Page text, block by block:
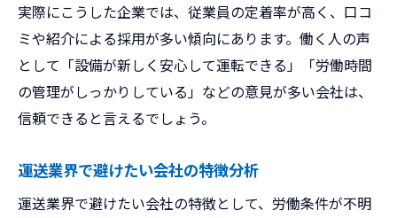
実際にこうした企業では、従業員の定着率が高く、口コ
ミや紹介による採用が多い傾向にあります。働く人の声
として「設備が新しく安心して運転できる」「労働時間
の管理がしっかりしている」などの意見が多い会社は、
信頼できると言えるでしょう。
運送業界で避けたい会社の特徴分析
運送業界で避けたい会社の特徴として、労働条件が不明